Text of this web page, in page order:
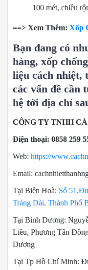
100 mét, chiều
==> Xem Thêm: Xốp
Bạn đang có
hàng, xốp
liệu cách nhiệt,
các vấn đề cần
hệ tới địa chỉ
CÔNG TY TNHH
Điện thoại: 0858 259
Web: https://
Email:
Tại Biên Hoà: Số
Trảng Dài, Thành Phố
Tại Bình Dương:
Liêu, Phương Tân
Dương
Tại Tp Hồ Chí Minh: